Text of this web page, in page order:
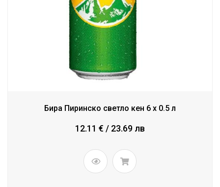
Бира Пиринско светло кен 6 x 0.5 л
12.11 € / 23.69 лв